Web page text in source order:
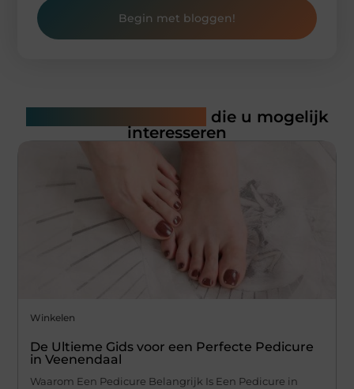
Begin met bloggen!
die u mogelijk
interesseren
Winkelen
De Ultieme Gids voor een Perfecte Pedicure
in Veenendaal
Waarom Een Pedicure Belangrijk Is Een Pedicure in